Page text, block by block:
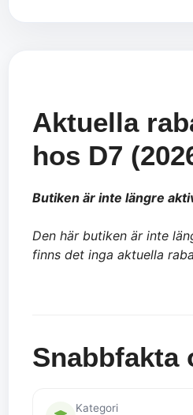
Aktuella
hos D7
Butiken är inte längre
Den här butiken är inte
finns det inga aktuella
Snabbfakta
Kategori